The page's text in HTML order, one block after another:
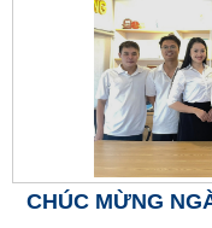
CHÚC MỪNG